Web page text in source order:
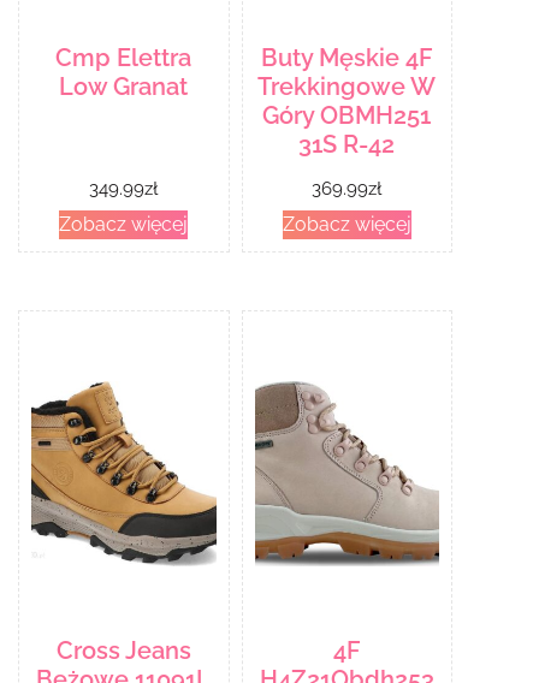
Cmp Elettra
Low Granat
349.99zł
Zobacz więcej
Buty Męskie 4F
Trekkingowe W
Góry OBMH251
31S R-42
369.99zł
Zobacz więcej
Cross Jeans
4F